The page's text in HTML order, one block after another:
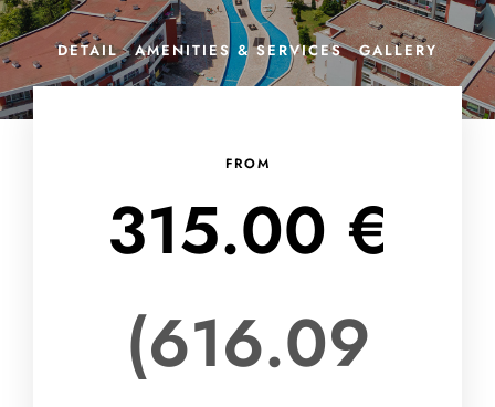
DETAIL AMENITIES & SERVICES GALLERY
FROM
315.00 €
(616.09